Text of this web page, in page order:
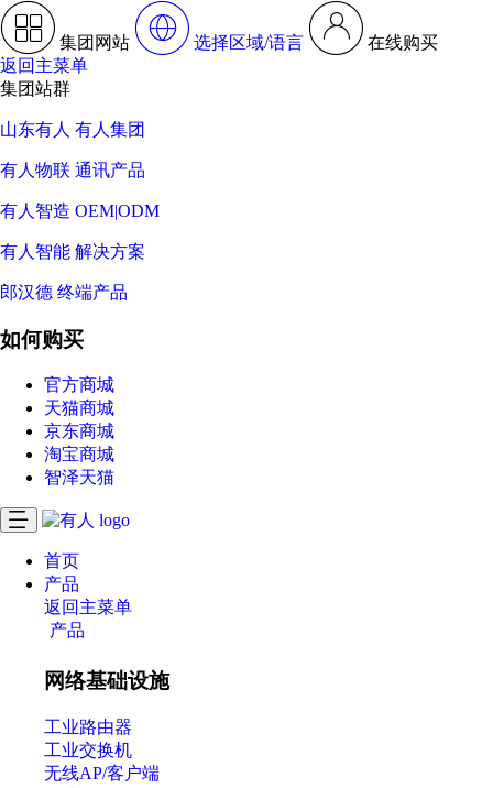
集团网站 选择区域/语言
在线购买
返回主菜单
集团站群
山东有人 有人集团
有人物联 通讯产品
有人智造 OEM|ODM
有人智能 解决方案
郎汉德 终端产品
如何购买
官方商城
天猫商城
京东商城
淘宝商城
智泽天猫
首页
产品
返回主菜单
产品
网络基础设施
工业路由器
工业交换机
无线AP/客户端